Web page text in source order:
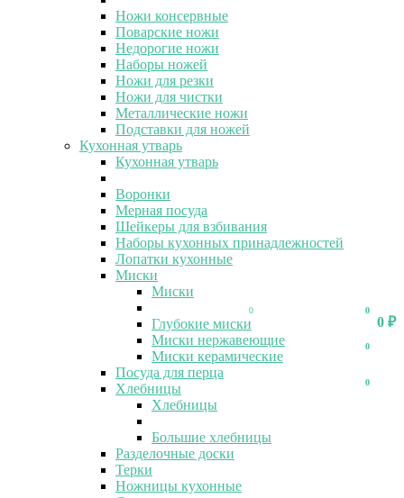
0
0 ₽
0
0
0
Ножи консервные
Поварские ножи
Недорогие ножи
Наборы ножей
Ножи для резки
Ножи для чистки
Металлические ножи
Подставки для ножей
Кухонная утварь
Кухонная утварь
Воронки
Мерная посуда
Шейкеры для взбивания
Наборы кухонных принадлежностей
Лопатки кухонные
Миски
Миски
Глубокие миски
Миски нержавеющие
Миски керамические
Посуда для перца
Хлебницы
Хлебницы
Большие хлебницы
Разделочные доски
Терки
Ножницы кухонные